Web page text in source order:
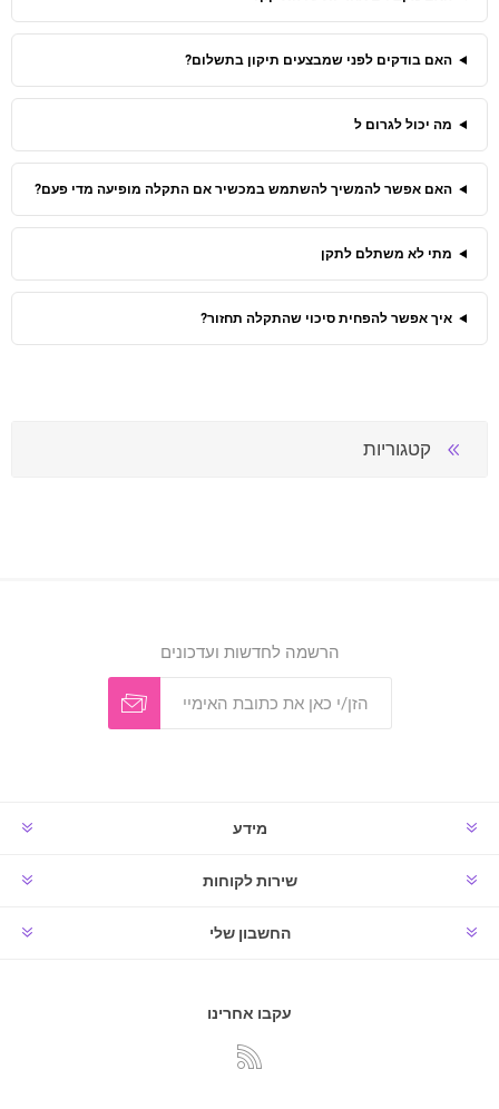
האם בודקים לפני שמבצעים תיקון בתשלום?
מה יכול לגרום ל
האם אפשר להמשיך להשתמש במכשיר אם התקלה מופיעה מדי פעם?
מתי לא משתלם לתקן
איך אפשר להפחית סיכוי שהתקלה תחזור?
קטגוריות
הרשמה לחדשות ועדכונים
מידע
שירות לקוחות
החשבון שלי
עקבו אחרינו